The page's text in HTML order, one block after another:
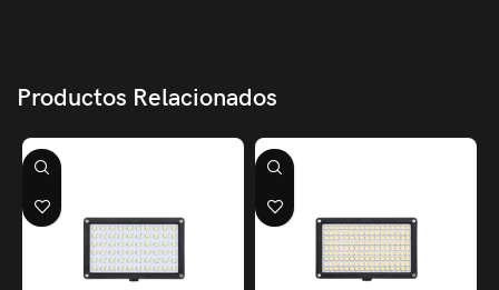
Productos Relacionados